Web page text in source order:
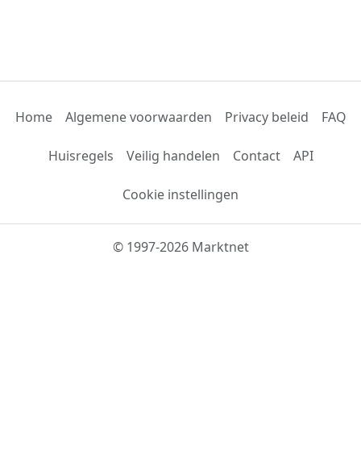
Home Algemene voorwaarden Privacy beleid FAQ
Huisregels Veilig handelen Contact API
Cookie instellingen
© 1997-2026 Marktnet